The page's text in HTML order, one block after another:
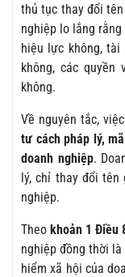
thủ tục thay đổi
nghiệp lo lắng
hiệu lực không,
không, các
không.
Về nguyên tắc,
tư cách pháp lý,
doanh nghiệp.
lý, chỉ thay đổi tên
nghiệp.
Theokhoản 1 Điều
nghiệp đồng thời
hiểm xã hội của